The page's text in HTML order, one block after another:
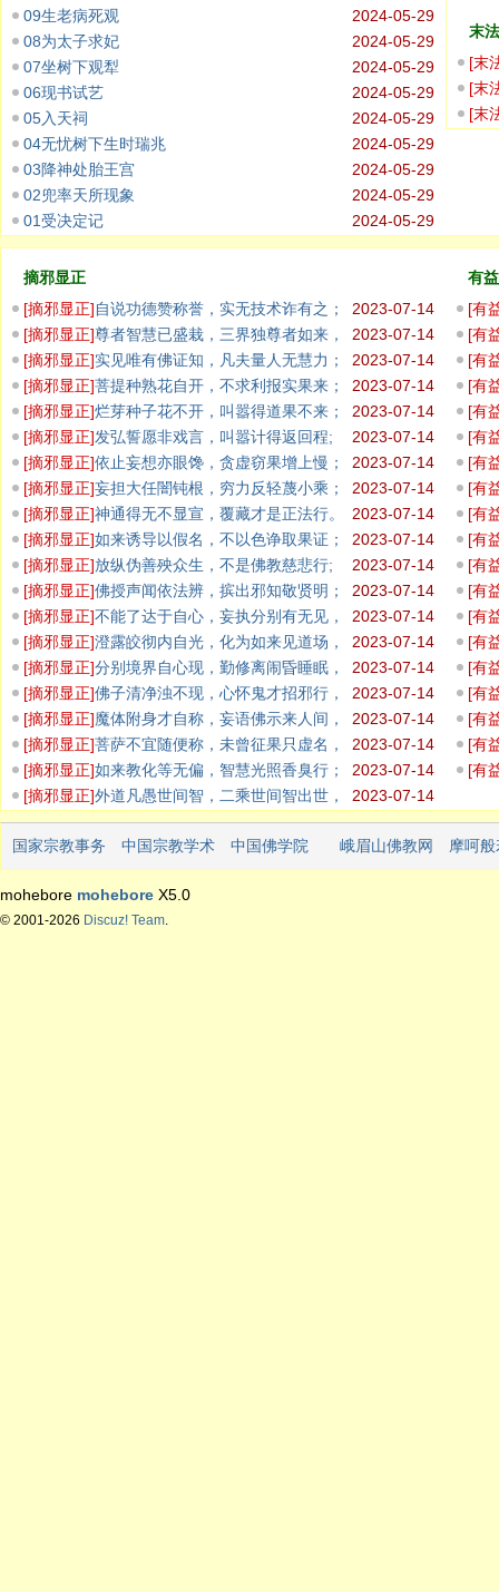
2024-05-29
09生老病死观
2024-05-29
08为太子求妃
2024-05-29
07坐树下观犁
2024-05-29
06现书试艺
2024-05-29
05入天祠
2024-05-29
04无忧树下生时瑞兆
2024-05-29
03降神处胎王宫
2024-05-29
02兜率天所现象
2024-05-29
01受决定记
末
[末
存，
[末
坑，
[末
摘邪显正
2023-07-14
[摘邪显正]自说功德赞称誉，实无技术诈有之；
2023-07-14
[摘邪显正]尊者智慧已盛栽，三界独尊者如来，
说非法者
2023-07-14
[摘邪显正]实见唯有佛证知，凡夫量人无慧力；
2023-07-14
[摘邪显正]菩提种熟花自开，不求利报实果来；
2023-07-14
[摘邪显正]烂芽种子花不开，叫嚣得道果不来；
2023-07-14
[摘邪显正]发弘誓愿非戏言，叫嚣计得返回程;
2023-07-14
[摘邪显正]依止妄想亦眼馋，贪虚窃果增上慢；
2023-07-14
[摘邪显正]妄担大任闇钝根，穷力反轻蔑小乘；
无有善藏
2023-07-14
[摘邪显正]神通得无不显宣，覆藏才是正法行。
2023-07-14
[摘邪显正]如来诱导以假名，不以色诤取果证；
2023-07-14
[摘邪显正]放纵伪善殃众生，不是佛教慈悲行;
2023-07-14
[摘邪显正]佛授声闻依法辨，摈出邪知敬贤明；
检校违背
2023-07-14
[摘邪显正]不能了达于自心，妄执分别有无见，
增长外道
2023-07-14
[摘邪显正]澄露皎彻内自光，化为如来见道场，
暂得如是
2023-07-14
[摘邪显正]分别境界自心现，勤修离闹昏睡眠，
远离外道
2023-07-14
[摘邪显正]佛子清净浊不现，心怀鬼才招邪行，
无生无相
2023-07-14
[摘邪显正]魔体附身才自称，妄语佛示来人间，
佛经正知
2023-07-14
[摘邪显正]菩萨不宜随便称，未曾征果只虚名，
古往多少
2023-07-14
[摘邪显正]如来教化等无偏，智慧光照香臭行；
众生根器
2023-07-14
[摘邪显正]外道凡愚世间智，二乘世间智出世，
佛菩萨证
有
[有
佛无
[有
观彼
[有
一切
[有
於出
[有
随眠
[有
观世
[有
随众
[有
佛顶
[有
离相
[有
诸识
[有
凡愚
[有
不思
[有
去来
[有
智者
[有
非实
[有
性中
[有
水陆
[有
心性
[有
国家宗教事务
局
中国宗教学术
网
中国佛学院 峨眉山佛教网 摩呵
mohebore mohebore X5.0
© 2001-2026 Discuz! Team